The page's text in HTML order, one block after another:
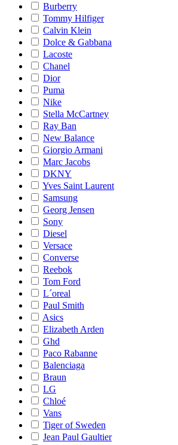
Burberry
Tommy Hilfiger
Calvin Klein
Dolce & Gabbana
Lacoste
Chanel
Dior
Puma
Nike
Stella McCartney
Ray Ban
New Balance
Giorgio Armani
Marc Jacobs
DKNY
Yves Saint Laurent
Samsung
Georg Jensen
Sony
Diesel
Versace
Converse
Reebok
Tom Ford
L´oreal
Paul Smith
Asics
Elizabeth Arden
Ghd
Paco Rabanne
Balenciaga
Braun
LG
Chloé
Vans
Tiger of Sweden
Jean Paul Gaultier